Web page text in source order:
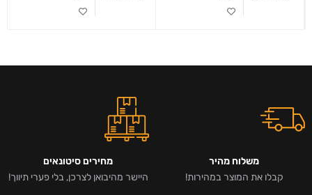
משלוח מהיר
קבלו את המוצר במהירות!
מחירים סיטונאים
היישר מהיבואן לצרכן, בלי פערי תיווך!